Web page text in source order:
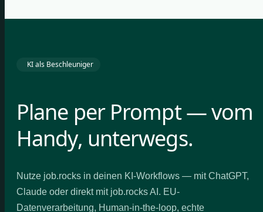
KI als Beschleuniger
Plane per Prompt — vom
Handy, unterwegs.
Nutze job.rocks in deinen KI-Workflows — mit ChatGPT,
Claude oder direkt mit job.rocks AI. EU-
Datenverarbeitung, Human-in-the-loop, echte